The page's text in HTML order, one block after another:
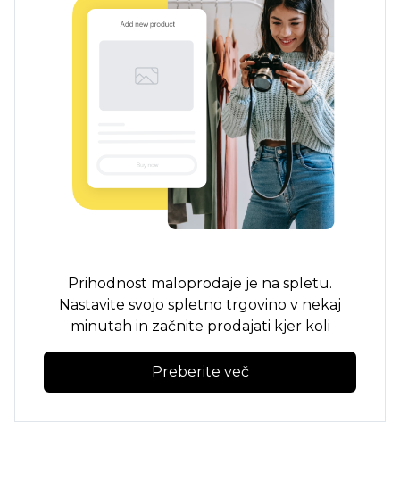
Prihodnost maloprodaje je na spletu.
Nastavite svojo spletno trgovino v nekaj
minutah in začnite prodajati kjer koli
Preberite več